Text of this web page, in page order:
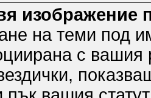
изображение
на теми под
с вашия